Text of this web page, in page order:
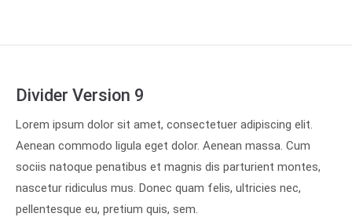
Divider Version 9
Lorem ipsum dolor sit amet, consectetuer adipiscing elit.
Aenean commodo ligula eget dolor. Aenean massa. Cum
sociis natoque penatibus et magnis dis parturient montes,
nascetur ridiculus mus. Donec quam felis, ultricies nec,
pellentesque eu, pretium quis, sem.